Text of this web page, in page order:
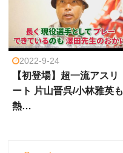
2022-9-24
【初登場】超一流アスリ
ート 片山晋呉/小林雅英も
熱…